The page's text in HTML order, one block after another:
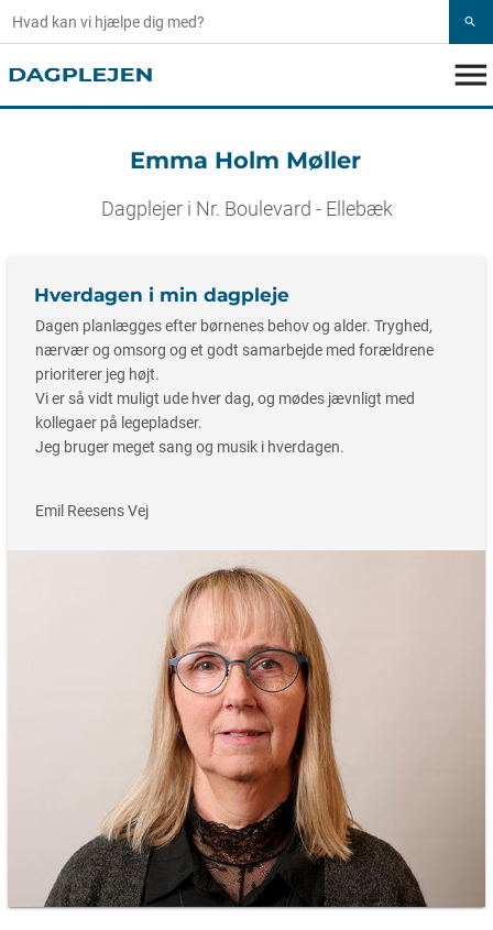
search
menu
Emma Holm Møller
Dagplejer i Nr. Boulevard - Ellebæk
Hverdagen i min dagpleje
Dagen planlægges efter børnenes behov og alder. Tryghed,
nærvær og omsorg og et godt samarbejde med forældrene
prioriterer jeg højt.
Vi er så vidt muligt ude hver dag, og mødes jævnligt med
kollegaer på legepladser.
Jeg bruger meget sang og musik i hverdagen.
Emil Reesens Vej